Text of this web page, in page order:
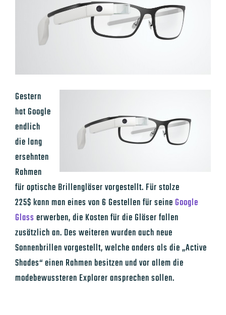
Gestern
hat Google
endlich
die lang
ersehnten
Rahmen
für optische Brillengläser vorgestellt. Für stolze
225$ kann man eines von 6 Gestellen für seine Google
Glass erwerben, die Kosten für die Gläser fallen
zusätzlich an. Des weiteren wurden auch neue
Sonnenbrillen vorgestellt, welche anders als die „Active
Shades“ einen Rahmen besitzen und vor allem die
modebewussteren Explorer ansprechen sollen.